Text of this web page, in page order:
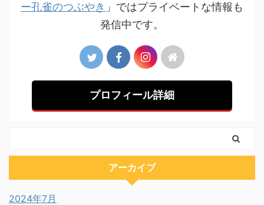
ー孔雀のつぶやき 」ではプライベートな情報も
発信中です。
プロフィール詳細
アーカイブ
2024年7月